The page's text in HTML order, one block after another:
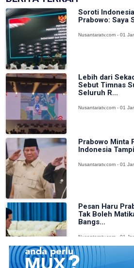
Soroti
Prabowo: Saya
Nusantaratv.com - 01
Lebih dari
Sebut Timnas
Seluruh R...
Nusantaratv.com - 01
Prabowo Minta
Indonesia
Nusantaratv.com - 01
Pesan Haru
Tak Boleh
Bangs...
Nusantaratv.com - 01